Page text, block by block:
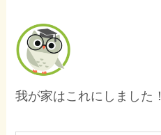
我が家はこれにしました！